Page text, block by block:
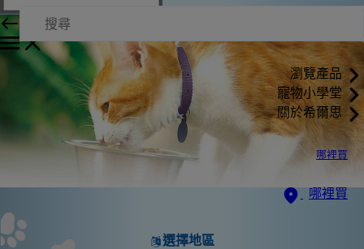
瀏覽產品
寵物小學堂
關於希爾思
哪裡買
哪裡買
選擇地區